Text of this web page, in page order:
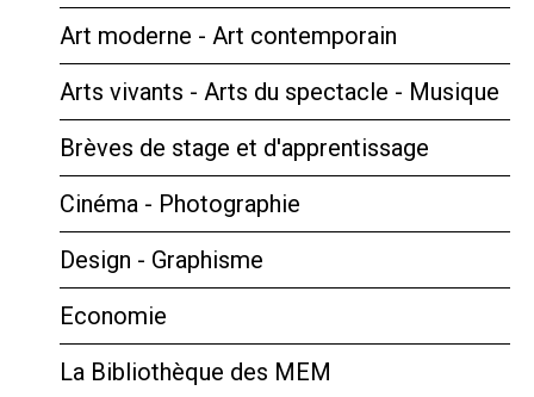
Art moderne - Art contemporain
Arts vivants - Arts du spectacle - Musique
Brèves de stage et d'apprentissage
Cinéma - Photographie
Design - Graphisme
Economie
La Bibliothèque des MEM